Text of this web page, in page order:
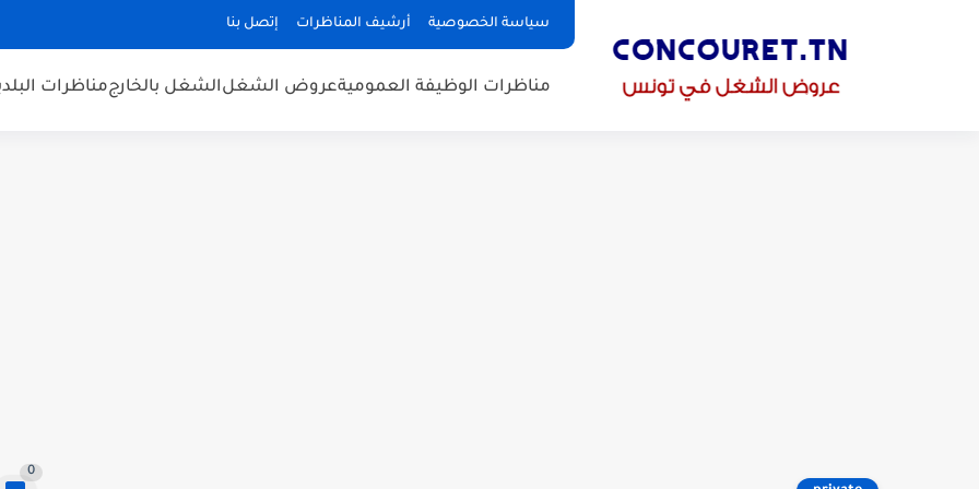
سياسة الخصوصية أرشيف المناظرات إتصل بنا
مناظرات الوظيفة العموميةعروض الشغلالشغل بالخارجمناظرات
0